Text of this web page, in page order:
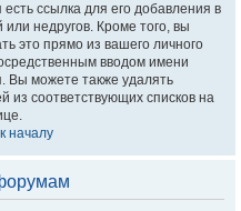
есть ссылка для его добавления в
или недругов. Кроме того, вы
это прямо из вашего личного
вводом имени
Вы можете также удалять
из соответствующих списков на
началу